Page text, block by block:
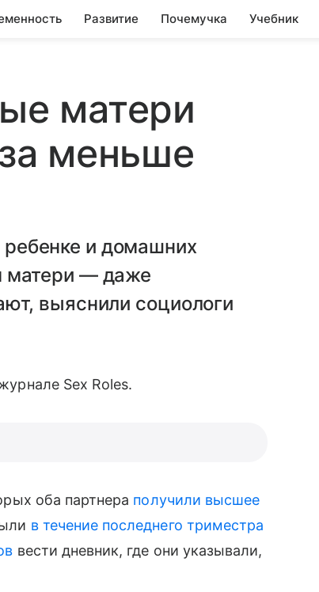
Развитие Почемучка Учебник
матери
меньше
и домашних
матери — даже
выяснили социологи
Sex Roles.
оба партнера получили высшее
в течение последнего триместра
вести дневник, где они указывали,